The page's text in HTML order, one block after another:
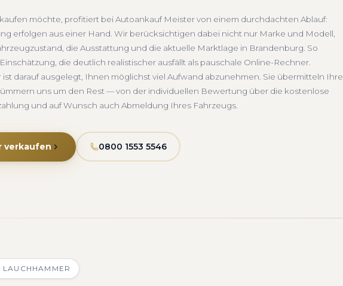
auf Wunsch den kompletten Service von der Abholung bis zur Abmeldung. Über
für sich.
Komplettservice Brandenburg
möchte, profitiert bei Autoankauf Meister von einem durchdachten Ablauf:
erfolgen aus einer Hand. Wir berücksichtigen dabei nicht nur Marke und Modell,
die Ausstattung und die aktuelle Marktlage in Brandenburg. So
die deutlich realistischer ausfällt als pauschale Online-Rechner.
darauf ausgelegt, Ihnen möglichst viel Aufwand abzunehmen. Sie übermitteln Ihre
uns um den Rest — von der individuellen Bewertung über die kostenlose
und auf Wunsch auch Abmeldung Ihres Fahrzeugs.
verkaufen 0800 1553 5546